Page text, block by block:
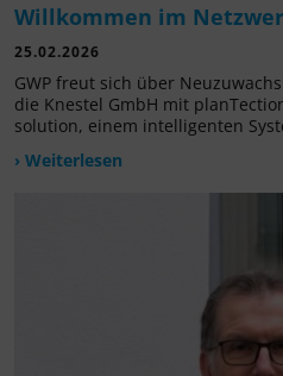
Willkommen im
25.02.2026
GWP freut sich über
die Knestel GmbH mit
solution, einem intelligenten
› Weiterlesen